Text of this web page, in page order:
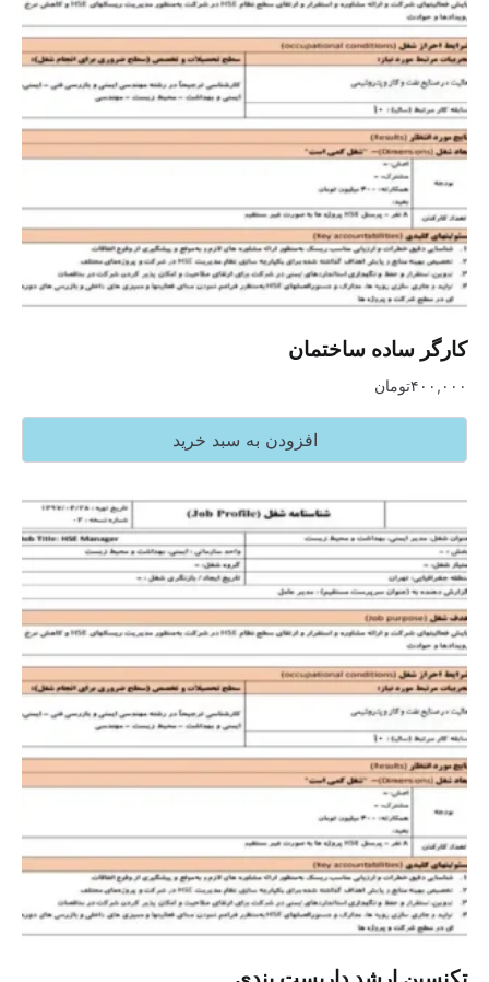
کارگر ساده ساختمان
۴۰۰,۰۰۰تومان
افزودن به سبد خرید